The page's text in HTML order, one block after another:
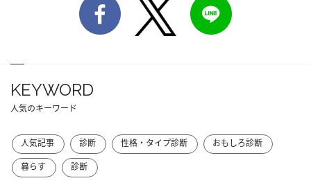
KEYWORD
人気のキーワード
人気記事 診断 性格・タイプ診断
おもしろ診断
暮らす
診断